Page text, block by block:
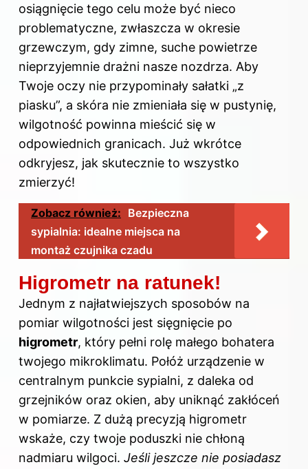
osiągnięcie tego celu może być nieco
problematyczne, zwłaszcza w okresie
grzewczym, gdy zimne, suche powietrze
nieprzyjemnie drażni nasze nozdrza. Aby
Twoje oczy nie przypominały sałatki „z
piasku”, a skóra nie zmieniała się w pustynię,
wilgotność powinna mieścić się w
odpowiednich granicach. Już wkrótce
odkryjesz, jak skutecznie to wszystko
zmierzyć!
Zobacz również: Bezpieczna
sypialnia: idealne miejsca na
montaż czujnika czadu
Higrometr na ratunek!
Jednym z najłatwiejszych sposobów na
pomiar wilgotności jest sięgnięcie po
higrometr, który pełni rolę małego bohatera
twojego mikroklimatu. Połóż urządzenie w
centralnym punkcie sypialni, z daleka od
grzejników oraz okien, aby uniknąć zakłóceń
w pomiarze. Z dużą precyzją higrometr
wskaże, czy twoje poduszki nie chłoną
nadmiaru wilgoci. Jeśli jeszcze nie posiadasz